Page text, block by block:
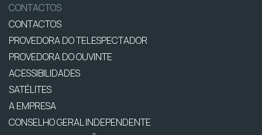
CONTACTOS
CONTACTOS
PROVEDORA DO TELESPECTADOR
PROVEDORA DO OUVINTE
ACESSIBILIDADES
SATÉLITES
A EMPRESA
CONSELHO GERAL INDEPENDENTE